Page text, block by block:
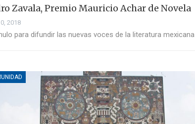
Zavala, Premio Mauricio Achar de Novela
2018
para difundir las nuevas voces de la literatura mexicana